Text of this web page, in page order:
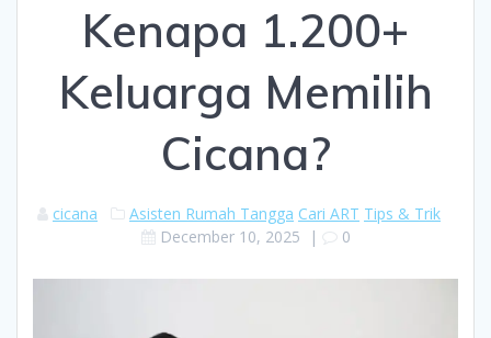
Kenapa 1.200+
Keluarga Memilih
Cicana?
cicana Asisten Rumah Tangga Cari ART Tips & Trik
December 10, 2025 | 0